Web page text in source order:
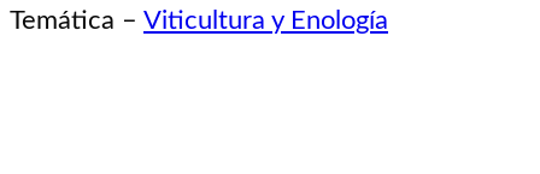
Temática – Viticultura y Enología